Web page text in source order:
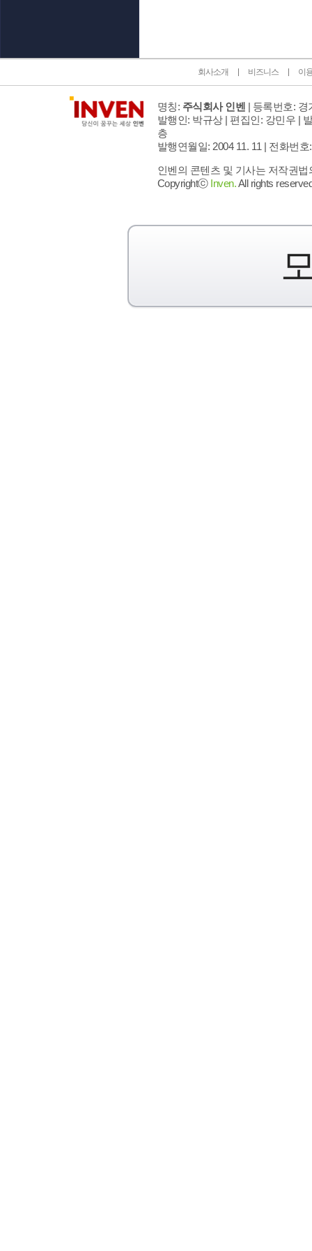
회사소개 비즈니스 이
명칭: 주식회사 인벤 | 등록번호: 경
발행인: 박규상 | 편집인: 강민우 |
층
발행연월일: 2004 11. 11 | 전화번호
인벤의 콘텐츠 및 기사는 저작권
Copyrightⓒ Inven.All rights